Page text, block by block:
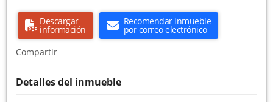
Descargar
información
Recomendar inmueble
por correo electrónico
Compartir
Detalles del inmueble